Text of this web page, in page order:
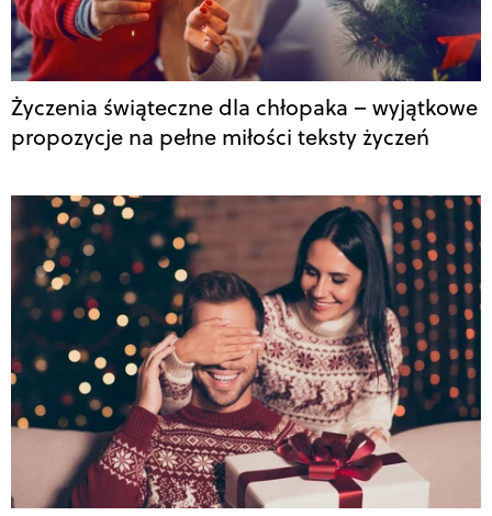
Życzenia świąteczne dla chłopaka – wyjątkowe
propozycje na pełne miłości teksty życzeń